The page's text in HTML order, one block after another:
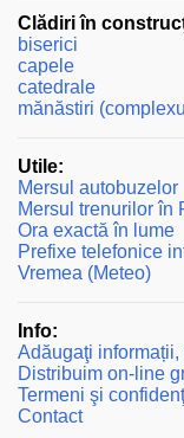
Clădiri în
biserici
capele
catedrale
mănăstiri
Utile:
Mersul autobuzelor
Mersul trenurilor în
Ora exactă în lume
Prefixe telefonice
Vremea (Meteo)
Info:
Adăugaţi
Distribuim on-line
Termeni şi
Contact